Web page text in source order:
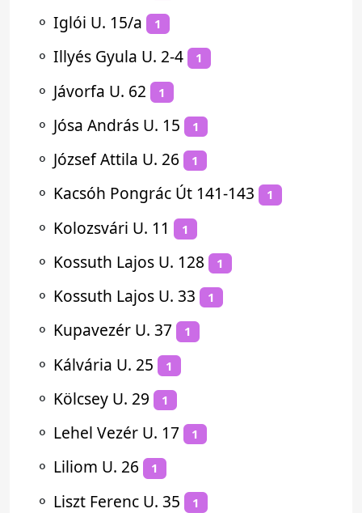
⚬ Iglói U. 15/a 1
⚬ Illyés Gyula U. 2-4 1
⚬ Jávorfa U. 62 1
⚬ Jósa András U. 15 1
⚬ József Attila U. 26 1
⚬ Kacsóh Pongrác Út 141-143 1
⚬ Kolozsvári U. 11 1
⚬ Kossuth Lajos U. 128 1
⚬ Kossuth Lajos U. 33 1
⚬ Kupavezér U. 37 1
⚬ Kálvária U. 25 1
⚬ Kölcsey U. 29 1
⚬ Lehel Vezér U. 17 1
⚬ Liliom U. 26 1
⚬ Liszt Ferenc U. 35 1